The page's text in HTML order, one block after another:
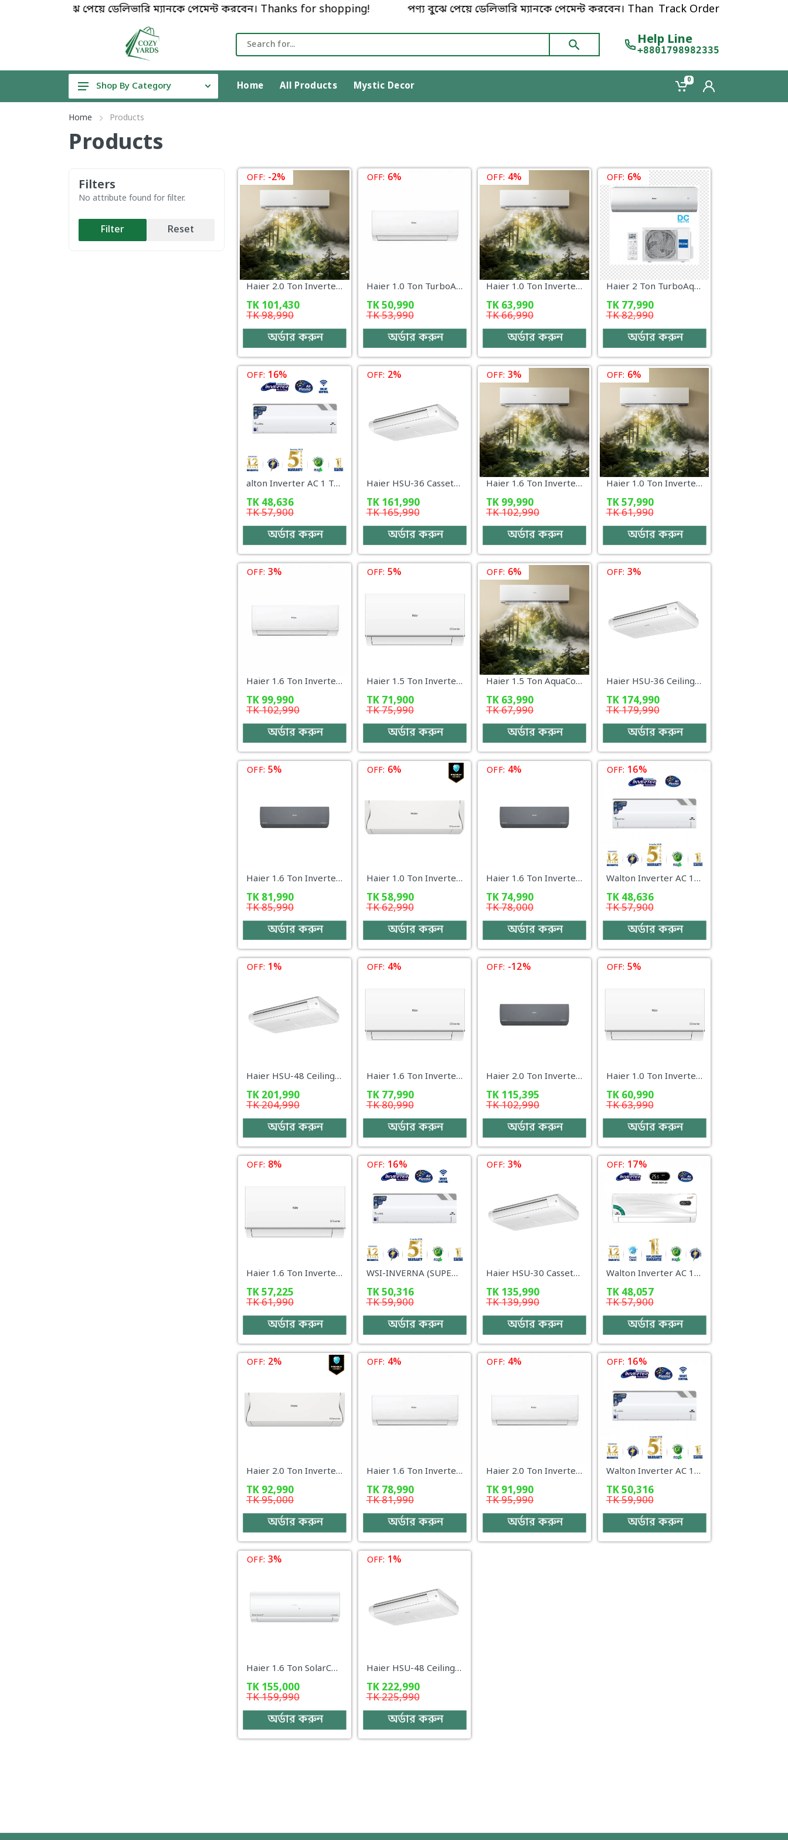
পণ্য বুঝে পেয়ে ডেলিভারি ম্যানকে পেমেন্ট করবেন। Thanks for shopping! পণ্য বুঝে পেয়ে ডেলিভারি ম্যানকে পেমেন্ট করবেন। Thanks for shopping!
Track Order
Help Line
+8801798982335
Air Conditioner
Uddokta Package
Family Package
Training Package
Shop By Category Home All Products Mystic Decor
0
Home Products
Products
Filters
No attribute found for filter.
Filter Reset
OFF: -2%
Haier 2.0 Ton Inverter AC – HSU-24UVCool (INV)(Pro)(X6) (WiFi + UV)
TK 101,430
TK98,990
অর্ডার করুন
OFF: 6%
Haier 1.0 Ton TurboAqua Non-Inverter AC (HSU-12TurboAqua (FIX)(Pro)(X6)
TK50,990
TK53,990
অর্ডার করুন
OFF: 4%
Haier 1.0 Ton Inverter AC – HSU-13Gravity (INV)(Pro)(X6) WiFi + UV + AI
TK 63,990
TK66,990
অর্ডার করুন
OFF: 6%
Haier 2 Ton TurboAqua Non-Inverter AC (HSU-24TurboAqua(FIX)(Pro)(X6)
TK 77,990
TK82,990
অর্ডার করুন
OFF: 16%
alton Inverter AC 1 Ton WSI-INVERNA (SUPERSAVER)-12J [PLASMA]
TK 48,636
TK57,900
অর্ডার করুন
OFF: 2%
Haier HSU-36 Cassette Type (Fix) – 3 Ton Non-Inverter AC
TK 161,990
TK165,990
অর্ডার করুন
OFF: 3%
Haier 1.6 Ton Inverter AC – HSU-19PuriCool (INV)(Pro) WiFi + IFD + Air Purifier
TK 99,990
TK102,990
অর্ডার করুন
OFF: 6%
Haier 1.0 Ton Inverter AC – HSU-13CleanCool (INV)(Pro)(X6)
TK57,990
TK61,990
অর্ডার করুন
OFF: 3%
Haier 1.6 Ton Inverter AC – HSU-19UltimateCool (INV)(Pro)(X6)(T3) WiFi + UV
TK 99,990
TK102,990
অর্ডার করুন
OFF: 5%
Haier 1.5 Ton Inverter AC – HSU-18ReviveCool (INV)(Pro)(X6)
TK 71,900
TK75,990
অর্ডার করুন
OFF: 6%
Haier 1.5 Ton AquaCool Non-Inverter AC (HSU-18AquaCool:(FIX)(3D)(QB))
TK 63,990
TK67,990
অর্ডার করুন
OFF: 3%
Haier HSU-36 Ceiling Type (Inverter) – 3 Ton
TK 174,990
TK179,990
অর্ডার করুন
OFF: 5%
Haier 1.6 Ton Inverter AC – HSU-19Gravity (INV)(Pro)(X6) WiFi + UV + AI
TK 81,990
TK85,990
অর্ডার করুন
OFF: 6%
Haier 1.0 Ton Inverter AC – HSU-13AntirustCool (INV)(Pro)(X6) WiFi
TK58,990
TK62,990
অর্ডার করুন
OFF: 4%
Haier 1.6 Ton Inverter AC – HSU-19CleanCool (INV)(Pro)
TK 74,990
TK78,000
অর্ডার করুন
OFF: 16%
Walton Inverter AC 1 Ton WSI-INVERNA (SUPERSAVER)-12F [PLASMA]
TK 48,636
TK57,900
অর্ডার করুন
OFF: 1%
Haier HSU-48 Ceiling Type (Fix) – 4 Ton Non-Inverter Cassette AC
TK 201,990
TK204,990
অর্ডার করুন
OFF: 4%
Haier 1.6 Ton Inverter AC – HSU-19UVCool (INV)(Pro)(X6) WiFi + UV
TK 77,990
TK80,990
অর্ডার করুন
OFF: -12%
Haier 2.0 Ton Inverter AC – HSU-24Gravity (INV)(Pro)(X6) (WiFi + UV + AI)
TK 115,395
TK102,990
অর্ডার করুন
OFF: 5%
Haier 1.0 Ton Inverter AC – HSU-13UVCool (INV)(Pro)(X6) WiFi + UV
TK 60,990
TK63,990
অর্ডার করুন
OFF: 8%
Haier 1.6 Ton Inverter AC – HSU-19AntirustCool (INV)(Pro)(X6) WiFi
TK57,225
TK61,990
অর্ডার করুন
OFF: 16%
WSI-INVERNA (SUPERSAVER)-12J [SMART PLASMA]
TK50,316
TK59,900
অর্ডার করুন
OFF: 3%
Haier HSU-30 Cassette Type (Fix) – 2.5 Ton Non-Inverter AC
TK 135,990
TK139,990
অর্ডার করুন
OFF: 17%
Walton Inverter AC 1 Ton WSI-AVIAN (SUPERSAVER)-12F [PLASMA]
TK 48,057
TK57,900
অর্ডার করুন
OFF: 2%
Haier 2.0 Ton Inverter AC – HSU-24AntirustCool (INV)(Pro)(X6) (WiFi)
TK 92,990
TK95,000
অর্ডার করুন
OFF: 4%
Haier 1.6 Ton Inverter AC – HSU-19HeatCool (INV)(Pro) WiFi
TK 78,990
TK81,990
অর্ডার করুন
OFF: 4%
Haier 2.0 Ton Inverter AC – HSU-24CleanCool (INV)(Pro)(X6)
TK 91,990
TK95,990
অর্ডার করুন
OFF: 16%
Walton Inverter AC 1 Ton WSI-INVERNA (SUPERSAVER)-12F [SMART PLASMA]
TK50,316
TK59,900
অর্ডার করুন
OFF: 3%
Haier 1.6 Ton SolarCool Inverter AC – HSU-19SolarCool (INV)(WiFi)(FA)
TK 155,000
TK159,990
অর্ডার করুন
OFF: 1%
Haier HSU-48 Ceiling Type (Inverter)
TK 222,990
TK225,990
অর্ডার করুন